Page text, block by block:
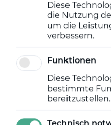
Genderhinweis
Diese
die Nutzung
um die
verbessern.
Funktionen
Diese
bestimmte
bereitzustellen.